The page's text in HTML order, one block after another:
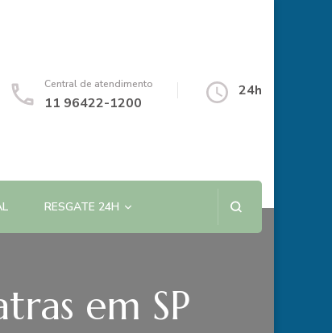
Central de atendimento
11 96422-1200
24h
RESGATE 24H
em SP